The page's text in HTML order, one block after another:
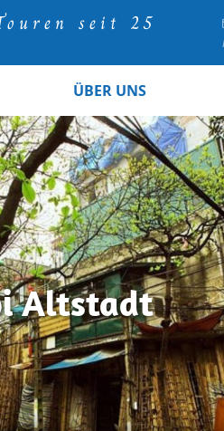
seit 25
ÜBER UNS
Altstadt